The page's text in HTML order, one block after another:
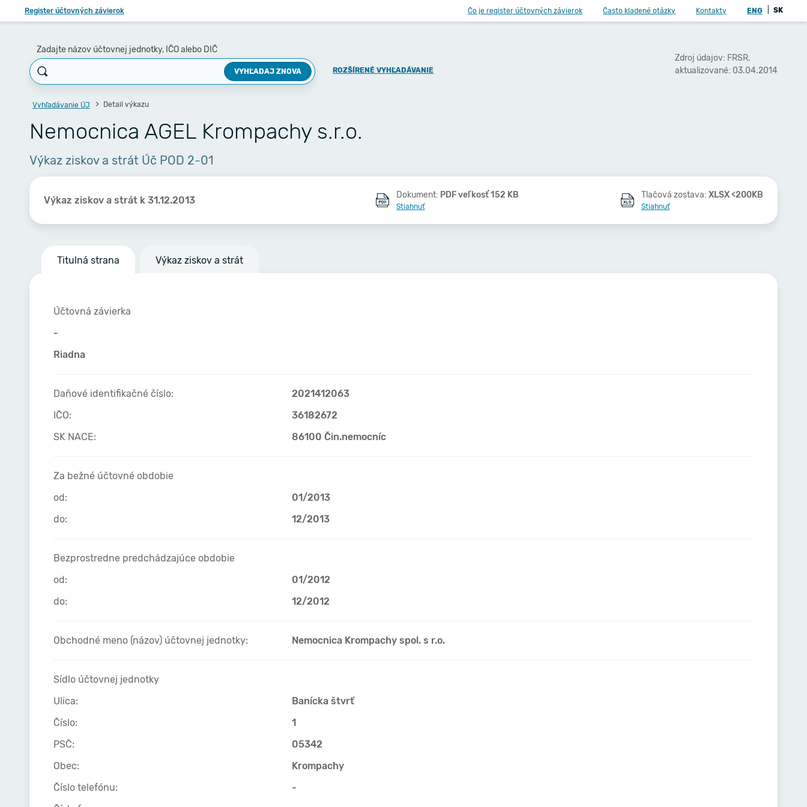
Register účtovných závierok Čo je register účtovných závierok Často kladené otázky Kontakty ENG SK
Zadajte názov účtovnej jednotky, IČO alebo DIČ
VYHĽADAJ ZNOVA ROZŠÍRENÉ VYHĽADÁVANIE
Zdroj údajov: FRSR,
aktualizované: 03.04.2014
Vyhľadávanie ÚJ Detail výkazu
Nemocnica AGEL Krompachy s.r.o.
Výkaz ziskov a strát Úč POD 2-01
Výkaz ziskov a strát k 31.12.2013 Dokument: PDF veľkosť 152 KB
Stiahnuť
Tlačová zostava: XLSX <200KB
Stiahnuť
Titulná strana Výkaz ziskov a strát
Účtovná závierka
-
Riadna
Daňové identifikačné číslo:
2021412063
IČO:
36182672
SK NACE:
86100 Čin.nemocníc
Za bežné účtovné obdobie
od:
01/2013
do:
12/2013
Bezprostredne predchádzajúce obdobie
od:
01/2012
do:
12/2012
Obchodné meno (názov) účtovnej jednotky: Nemocnica Krompachy spol. s r.o.
Sídlo účtovnej jednotky
Ulica:
Banícka štvrť
Číslo:
1
PSČ:
05342
Obec:
Krompachy
Číslo telefónu:
-